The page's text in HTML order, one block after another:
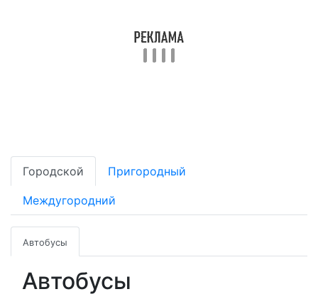
Городской Пригородный
Междугородний
Автобусы
Автобусы